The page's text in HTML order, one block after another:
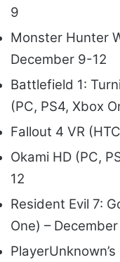
9
Monster Hunter
December 9-12
Battlefield 1:
(PC, PS4, Xbox
Fallout 4 VR
Okami HD (PC,
12
Resident Evil 7:
One) – December